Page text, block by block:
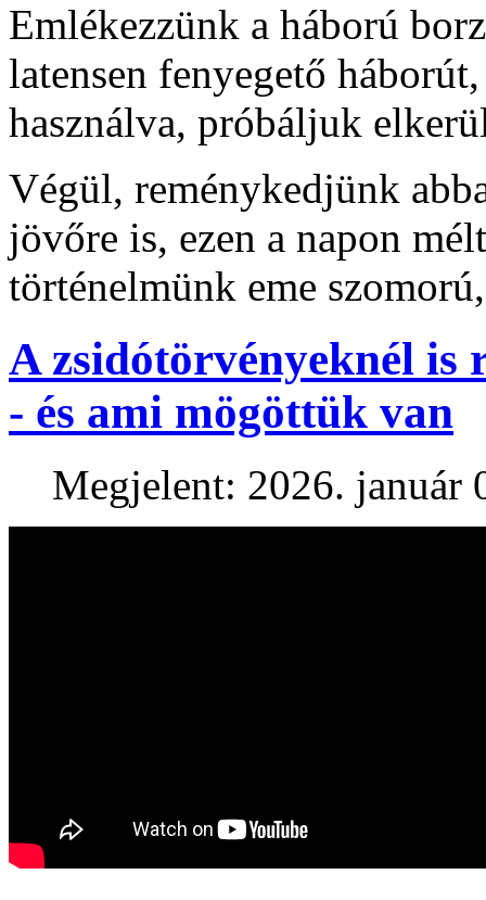
Emlékezzünk a háború
latensen fenyegető
használva, próbáljuk
Végül, reménykedjünk
jövőre is, ezen a napon
történelmünk eme
A zsidótörvényeknél is
- és ami mögöttük van
Megjelent: 2026. január